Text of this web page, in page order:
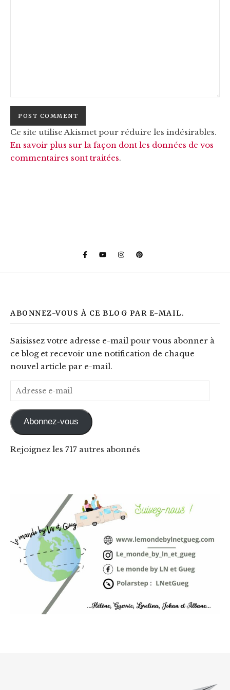
Ce site utilise Akismet pour réduire les indésirables.
En savoir plus sur la façon dont les données de vos
commentaires sont traitées.
ABONNEZ-VOUS À CE BLOG PAR E-MAIL.
Saisissez votre adresse e-mail pour vous abonner à
ce blog et recevoir une notification de chaque
nouvel article par e-mail.
Adresse e-mail
Abonnez-vous
Rejoignez les 717 autres abonnés